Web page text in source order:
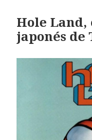
Hole Land,
japonés de